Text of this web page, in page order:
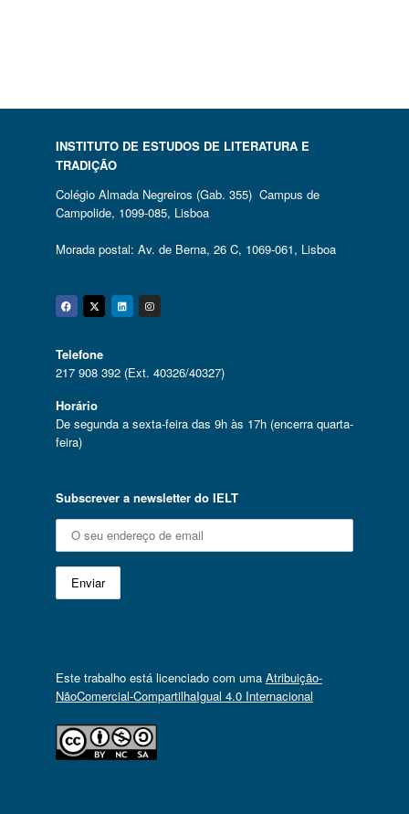
INSTITUTO DE ESTUDOS DE LITERATURA E
TRADIÇÃO
Colégio Almada Negreiros (Gab. 355) Campus de
Campolide, 1099-085, Lisboa
Morada postal: Av. de Berna, 26 C, 1069-061, Lisboa
Facebook
Twitter
Linkedin
Instagram
Telefone
217 908 392 (Ext. 40326/40327)
Horário
De segunda a sexta-feira das 9h às 17h (encerra quarta-
feira)
Subscrever a newsletter do IELT
Este trabalho está licenciado com uma Atribuição-
NãoComercial-CompartilhaIgual 4.0 Internacional